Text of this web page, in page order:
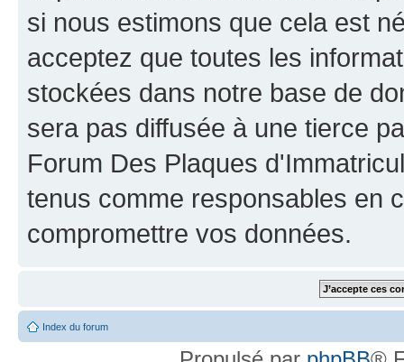
si nous estimons que cela est
acceptez que toutes les
stockées dans notre base de
sera pas diffusée à une tierce
Forum Des Plaques
tenus comme responsables en
compromettre vos données.
Index du forum